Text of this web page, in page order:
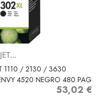
rápida
1110 / 2130 / 3630
4520 NEGRO 480 PAG
Precio
53,02 €